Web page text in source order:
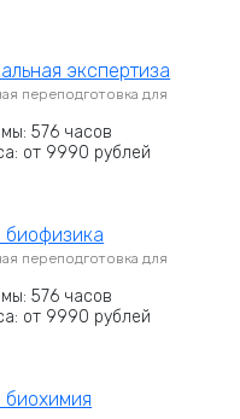
экспертиза
переподготовка для
576 часов
от 9990 рублей
переподготовка для
576 часов
от 9990 рублей